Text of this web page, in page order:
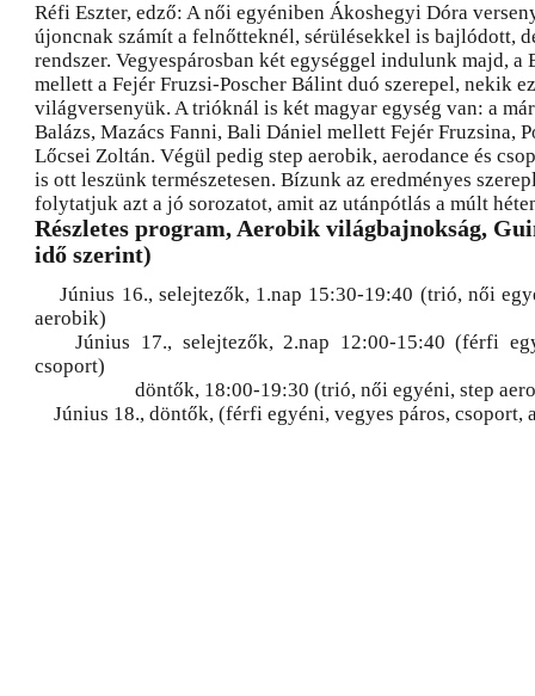
Réfi Eszter, edző: A női egyéniben Ákoshegyi Dóra
újoncnak számít a felnőtteknél, sérülésekkel is bajlódott,
rendszer. Vegyespárosban két egységgel indulunk majd, a
mellett a Fejér Fruzsi-Poscher Bálint duó szerepel, nekik
világversenyük. A trióknál is két magyar egység van: a
Balázs, Mazács Fanni, Bali Dániel mellett Fejér Fruzsina,
Lőcsei Zoltán. Végül pedig step aerobik, aerodance és
is ott leszünk természetesen. Bízunk az eredményes
folytatjuk azt a jó sorozatot, amit az utánpótlás a múlt
Részletes program, Aerobik világbajnokság,
idő szerint)
Június 16., selejtezők, 1.nap 15:30-19:40 (trió, női
aerobik)
Június 17., selejtezők, 2.nap 12:00-15:40 (férfi
csoport)
döntők, 18:00-19:30 (trió, női egyéni, step
Június 18., döntők, (férfi egyéni, vegyes páros, csoport,